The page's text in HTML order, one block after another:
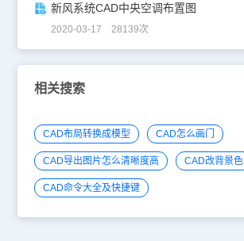
新风系统CAD中央空调布置图
2020-03-17 28139次
相关搜索
CAD布局转换成模型 CAD怎么画门
CAD导出图片怎么清晰度高 CAD改背景色
CAD命令大全及快捷键